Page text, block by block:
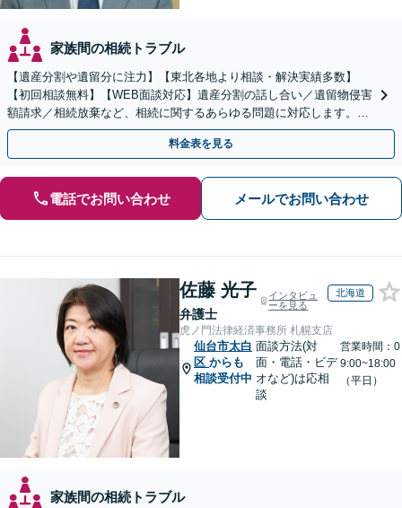
家族間の相続トラブル
【遺産分割や遺留分に注力】【東北各地より相談・解決実績多数】
【初回相談無料】【WEB面談対応】遺産分割の話し合い／遺留物侵害
額請求／相続放棄など、相続に関するあらゆる問題に対応します。ご
事情やご意向を丁寧にお聞きし、有利な解決を目指します
料金表を見る
電話でお問い合わせ メールでお問い合わせ
佐藤 光子
弁護士
インタビュ
ーを見る
北海道
虎ノ門法律経済事務所 札幌支店
仙台市太白
区 からも
相談受付中
面談方法(対
面・電話・ビデ
オなど)は応相
談
営業時間：0
9:00~18:00
（平日）
家族間の相続トラブル